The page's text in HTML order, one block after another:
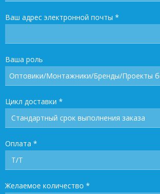
Ваш адрес электронной почты *
Ваша роль
Цикл доставки *
Оплата *
Желаемое количество *